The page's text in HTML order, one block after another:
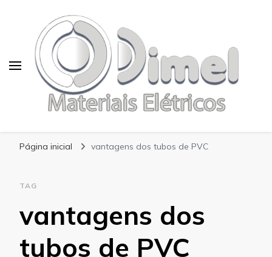
Página inicial vantagens dos tubos de PVC
TAG
vantagens dos
tubos de PVC